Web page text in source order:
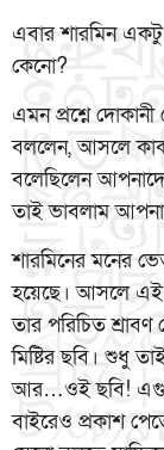
এবার শারমিন একটু
কেনো?
এমন প্রশ্নে
বললেন, আসলে
বলেছিলেন
তাই ভাবলাম
শারমিনের মনের
হয়েছে। আসলে এই
তার পরিচিত
মিষ্টির ছবি। শুধু
আর…ওই ছবি!
বাইরেও প্রকাশ